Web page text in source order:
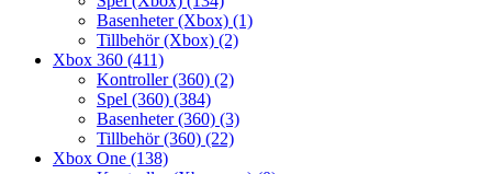
Basenheter (Xbox) (1)
Tillbehör (Xbox) (2)
Xbox 360 (411)
Kontroller (360) (2)
Spel (360) (384)
Basenheter (360) (3)
Tillbehör (360) (22)
Xbox One (138)